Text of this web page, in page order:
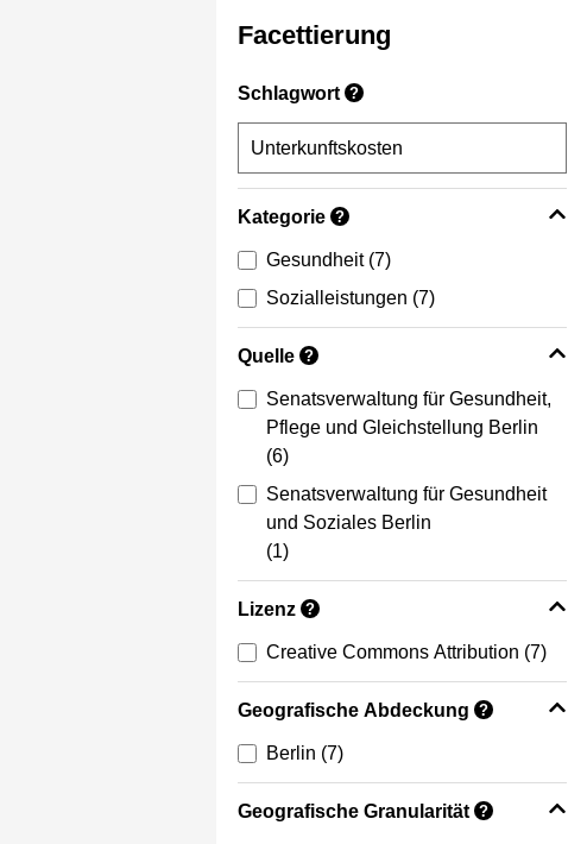
Facettierung
Schlagwort ?
Kategorie ?
Gesundheit (7)
Sozialleistungen (7)
Quelle ?
Senatsverwaltung für Gesundheit,
Pflege und Gleichstellung Berlin
(6)
Senatsverwaltung für Gesundheit
und Soziales Berlin
(1)
Lizenz ?
Creative Commons Attribution (7)
Geografische Abdeckung ?
Berlin (7)
Geografische Granularität ?